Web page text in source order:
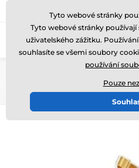
Zavolejte nám (Po-Pá 8-17)
Tyto webové stránky
Tyto webové stránky
uživatelského zážitku.
souhlasíte se všemi soubory
používání
Pouze